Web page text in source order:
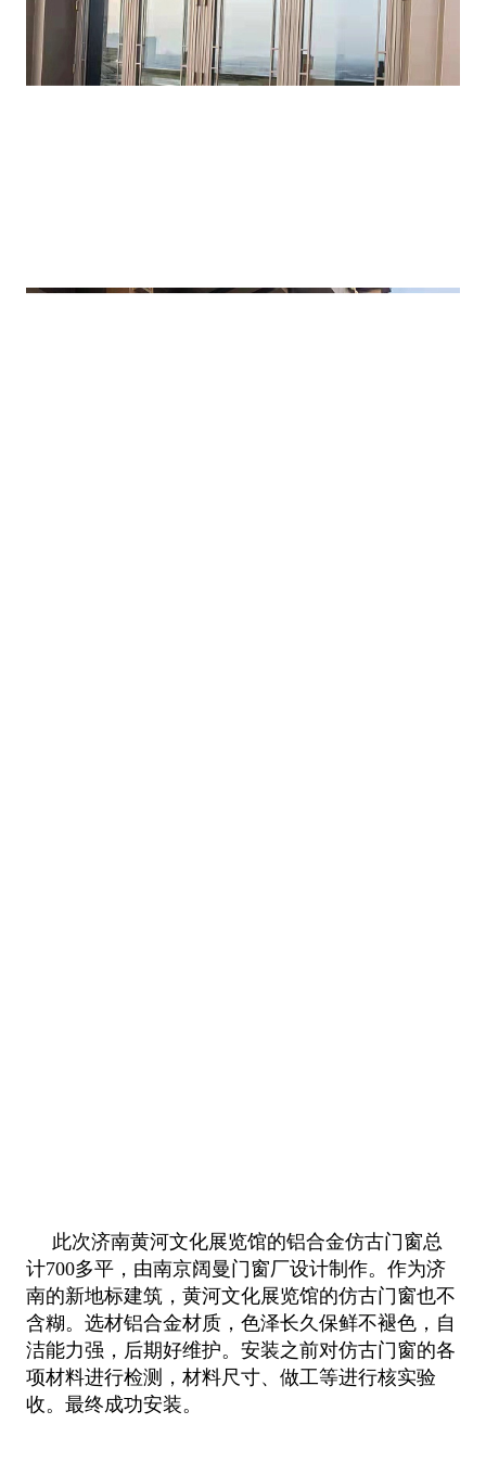
此次济南黄河文化展览馆的铝合金仿古门窗总
计700多平，由南京阔曼门窗厂设计制作。作为济
南的新地标建筑，黄河文化展览馆的仿古门窗也不
含糊。选材铝合金材质，色泽长久保鲜不褪色，自
洁能力强，后期好维护。安装之前对仿古门窗的各
项材料进行检测，材料尺寸、做工等进行核实验
收。最终成功安装。